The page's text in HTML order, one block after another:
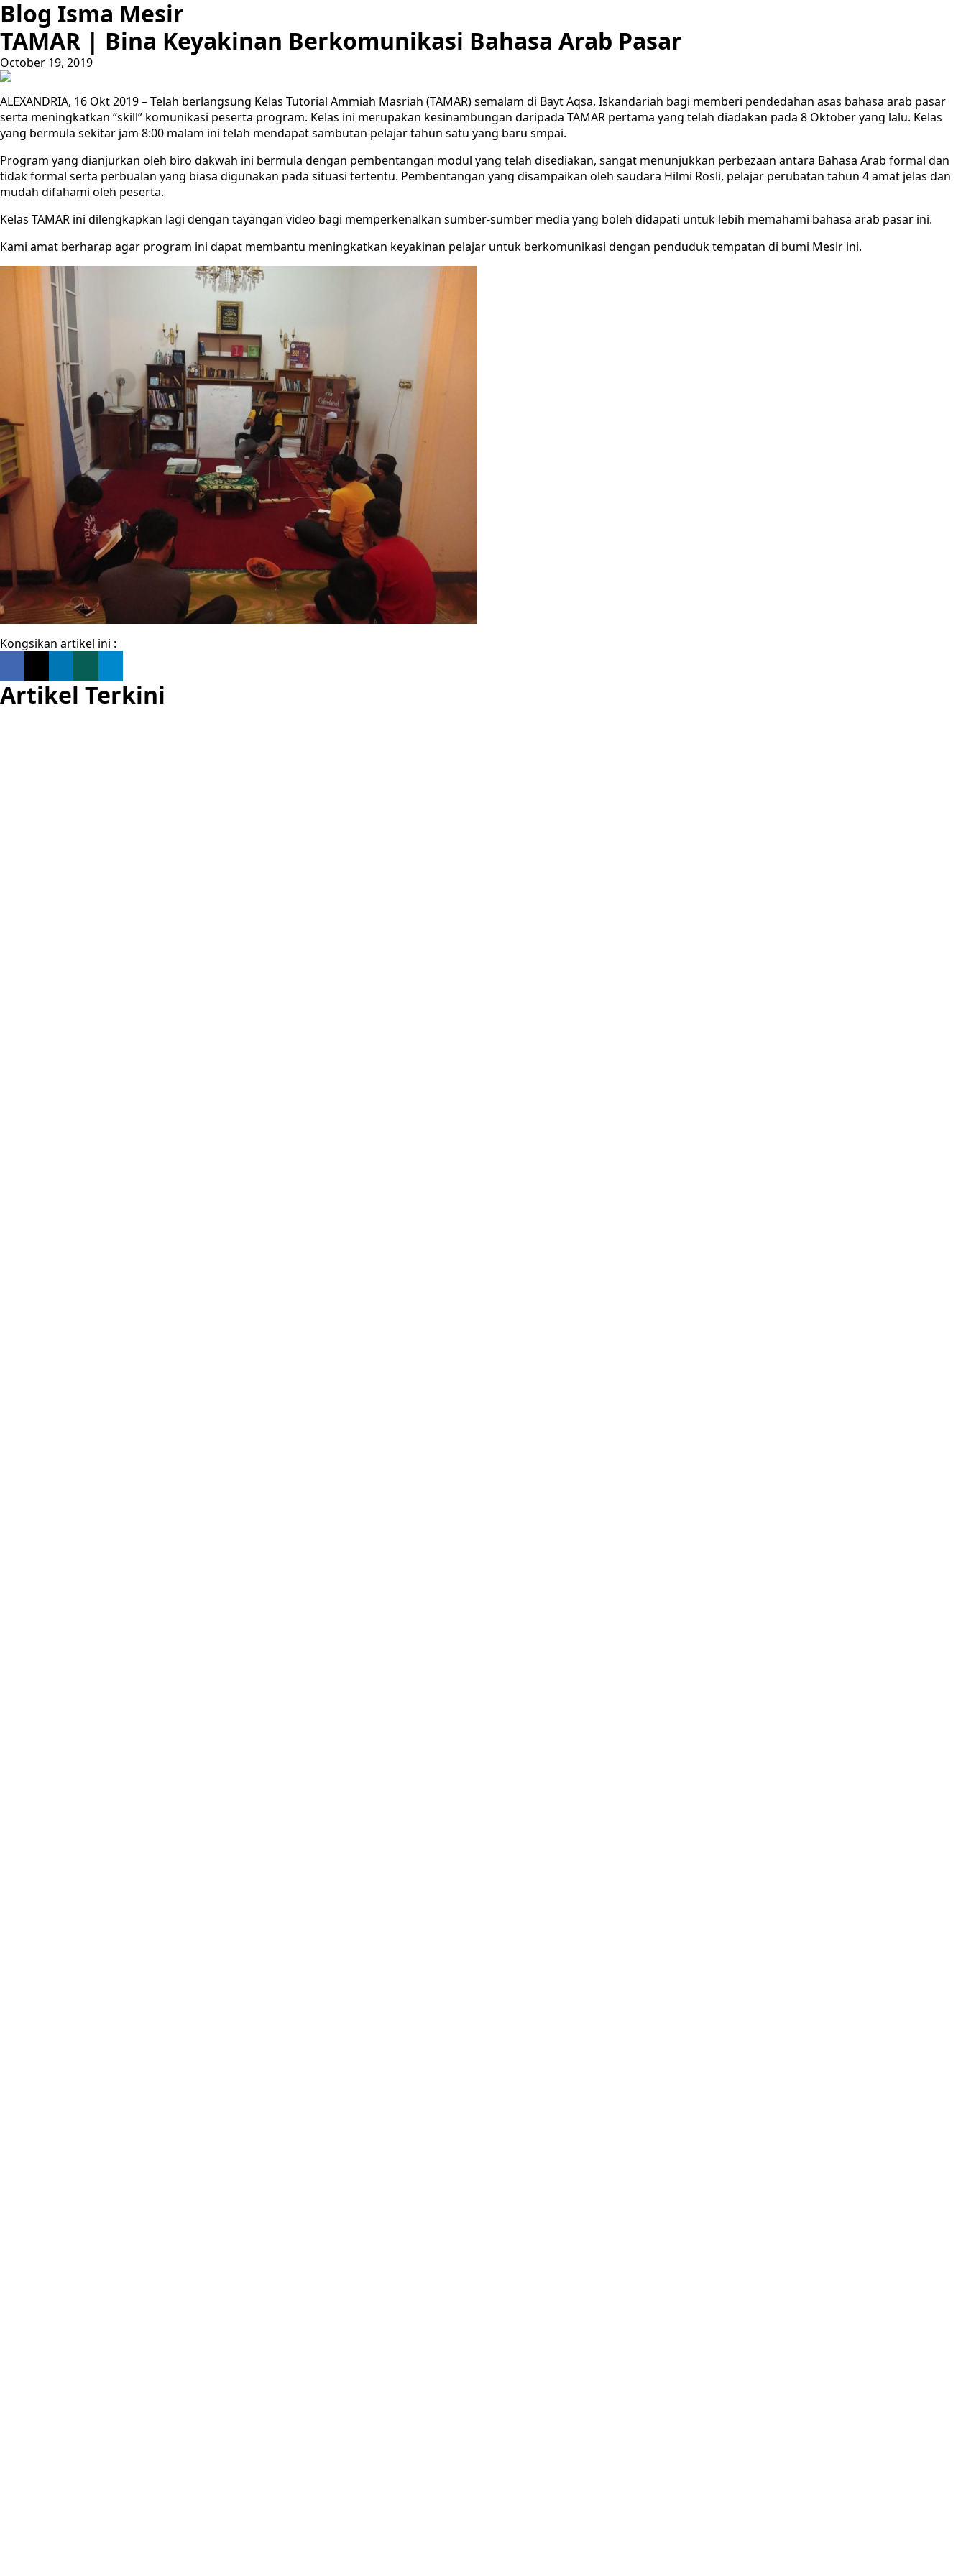
Blog Isma Mesir
TAMAR | Bina Keyakinan Berkomunikasi Bahasa Arab Pasar
October 19, 2019
ALEXANDRIA, 16 Okt 2019 – Telah berlangsung Kelas Tutorial Ammiah Masriah (TAMAR) semalam di Bayt Aqsa, Iskandariah bagi memberi pendedahan asas bahasa arab pasar
serta meningkatkan “skill” komunikasi peserta program. Kelas ini merupakan kesinambungan daripada TAMAR pertama yang telah diadakan pada 8 Oktober yang lalu. Kelas
yang bermula sekitar jam 8:00 malam ini telah mendapat sambutan pelajar tahun satu yang baru smpai.
Program yang dianjurkan oleh biro dakwah ini bermula dengan pembentangan modul yang telah disediakan, sangat menunjukkan perbezaan antara Bahasa Arab formal dan
tidak formal serta perbualan yang biasa digunakan pada situasi tertentu. Pembentangan yang disampaikan oleh saudara Hilmi Rosli, pelajar perubatan tahun 4 amat jelas dan
mudah difahami oleh peserta.
Kelas TAMAR ini dilengkapkan lagi dengan tayangan video bagi memperkenalkan sumber-sumber media yang boleh didapati untuk lebih memahami bahasa arab pasar ini.
Kami amat berharap agar program ini dapat membantu meningkatkan keyakinan pelajar untuk berkomunikasi dengan penduduk tempatan di bumi Mesir ini.
Kongsikan artikel ini :
Artikel Terkini